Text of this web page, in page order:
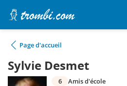
Page d'accueil
Sylvie Desmet
6
Amis d'école